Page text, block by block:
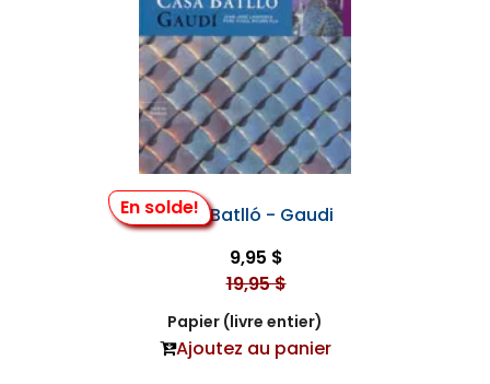
En solde!
Casa Batlló - Gaudi
9,95 $
19,95 $
Papier (livre entier)
Ajoutez au panier